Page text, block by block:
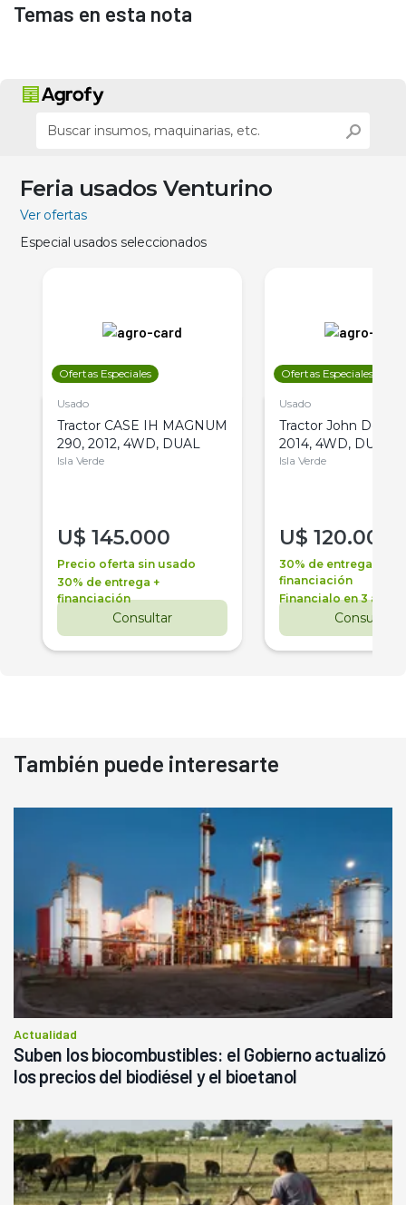
Temas en esta nota
Feria usados Venturino
Ver ofertas
Especial usados seleccionados
Ofertas Especiales
Usado
Tractor CASE IH MAGNUM
290, 2012, 4WD, DUAL
Isla Verde
U$ 145.000
Precio oferta sin usado
30% de entrega +
financiación
Consultar
Ofertas Especiales
Usado
Tractor John Deere
2014, 4WD, DUAL
Isla Verde
U$ 120.000
30% de entrega +
financiación
Financialo en 3 años
Consultar
También puede interesarte
Actualidad
Suben los biocombustibles: el Gobierno actualizó
los precios del biodiésel y el bioetanol